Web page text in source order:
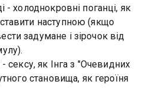
- холоднокровні поганці, як
наступною (якщо
задумане і зірочок від
сексу, як Інга з "Очевидних
становища, як героїня